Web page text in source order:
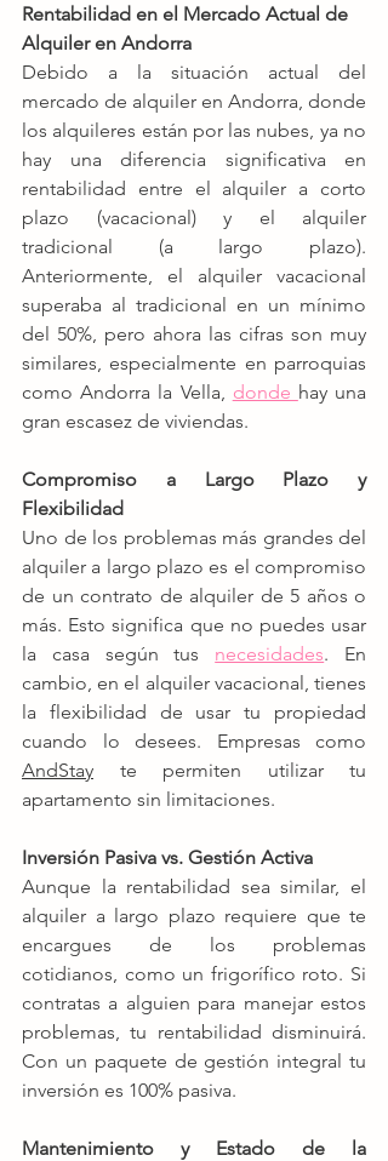
Rentabilidad en el Mercado Actual de
Alquiler en Andorra
Debido a la situación actual del
mercado de alquiler en Andorra, donde
los alquileres están por las nubes, ya no
hay una diferencia significativa en
rentabilidad entre el alquiler a corto
plazo (vacacional) y el alquiler
tradicional (a largo plazo).
Anteriormente, el alquiler vacacional
superaba al tradicional en un mínimo
del 50%, pero ahora las cifras son muy
similares, especialmente en parroquias
como Andorra la Vella, donde hay una
gran escasez de viviendas.
Compromiso a Largo Plazo y
Flexibilidad
Uno de los problemas más grandes del
alquiler a largo plazo es el compromiso
de un contrato de alquiler de 5 años o
más. Esto significa que no puedes usar
la casa según tus necesidades. En
cambio, en el alquiler vacacional, tienes
la flexibilidad de usar tu propiedad
AndStay te permiten utilizar tu
apartamento sin limitaciones.
Inversión Pasiva vs. Gestión Activa
Aunque la rentabilidad sea similar, el
alquiler a largo plazo requiere que te
encargues de los problemas
cotidianos, como un frigorífico roto. Si
contratas a alguien para manejar estos
problemas, tu rentabilidad disminuirá.
Con un paquete de gestión integral tu
inversión es 100% pasiva.
Mantenimiento y Estado de la